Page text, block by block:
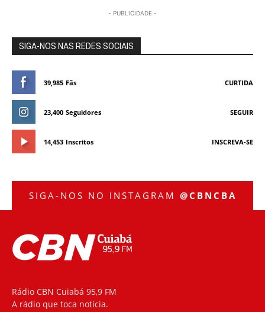
- PUBLICIDADE -
SIGA-NOS NAS REDES SOCIAIS
39,985 Fãs CURTIDA
23,400 Seguidores SEGUIR
14,453 Inscritos INSCREVA-SE
SIGA-NOS NO INSTAGRAM @CBNCBA
Rádio CBN Cuiabá 95,9 FM
A rádio que toca notícia.